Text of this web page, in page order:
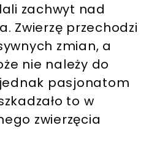
zachwyt nad
Zwierzę przechodzi
zmian, a
nie należy do
pasjonatom
to w
zwierzęcia